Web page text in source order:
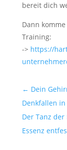
bereit dich
Dann
Training:
-> https://
← Dein
Denkfallen
Der Tanz
Essenz